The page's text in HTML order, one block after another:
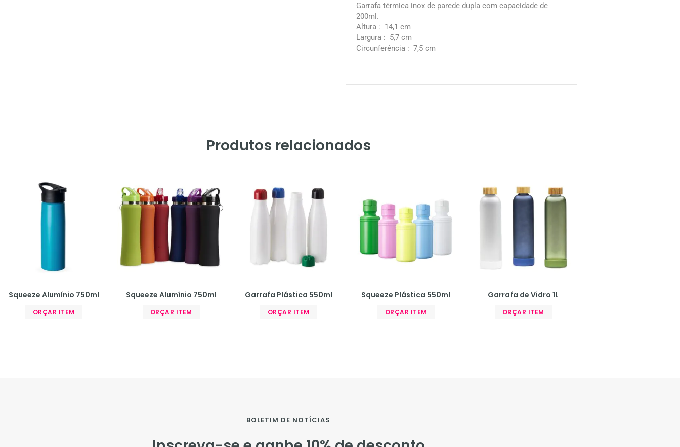
Garrafa térmica inox de parede dupla com capacidade de
200ml.
Altura : 14,1 cm
Largura : 5,7 cm
Circunferência : 7,5 cm
Produtos relacionados
Squeeze Alumínio 750ml
ORÇAR ITEM
Squeeze Alumínio 750ml
ORÇAR ITEM
Garrafa Plástica 550ml
ORÇAR ITEM
Squeeze Plástica 550ml
ORÇAR ITEM
Garrafa de Vidro 1L
ORÇAR ITEM
BOLETIM DE NOTÍCIAS